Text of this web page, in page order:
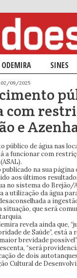
O CONTEÚDO
O CONTEÚDO
ODEMIRA SINES
02/09/2025
com
e
público de água nas
a funcionar com
na sua página
aos últimos
no sistema do
a utilização da água
a
situação, que será
revela ainda que,
de Saúde”, está
brevidade possível”.
“será
de dois
Cultural de